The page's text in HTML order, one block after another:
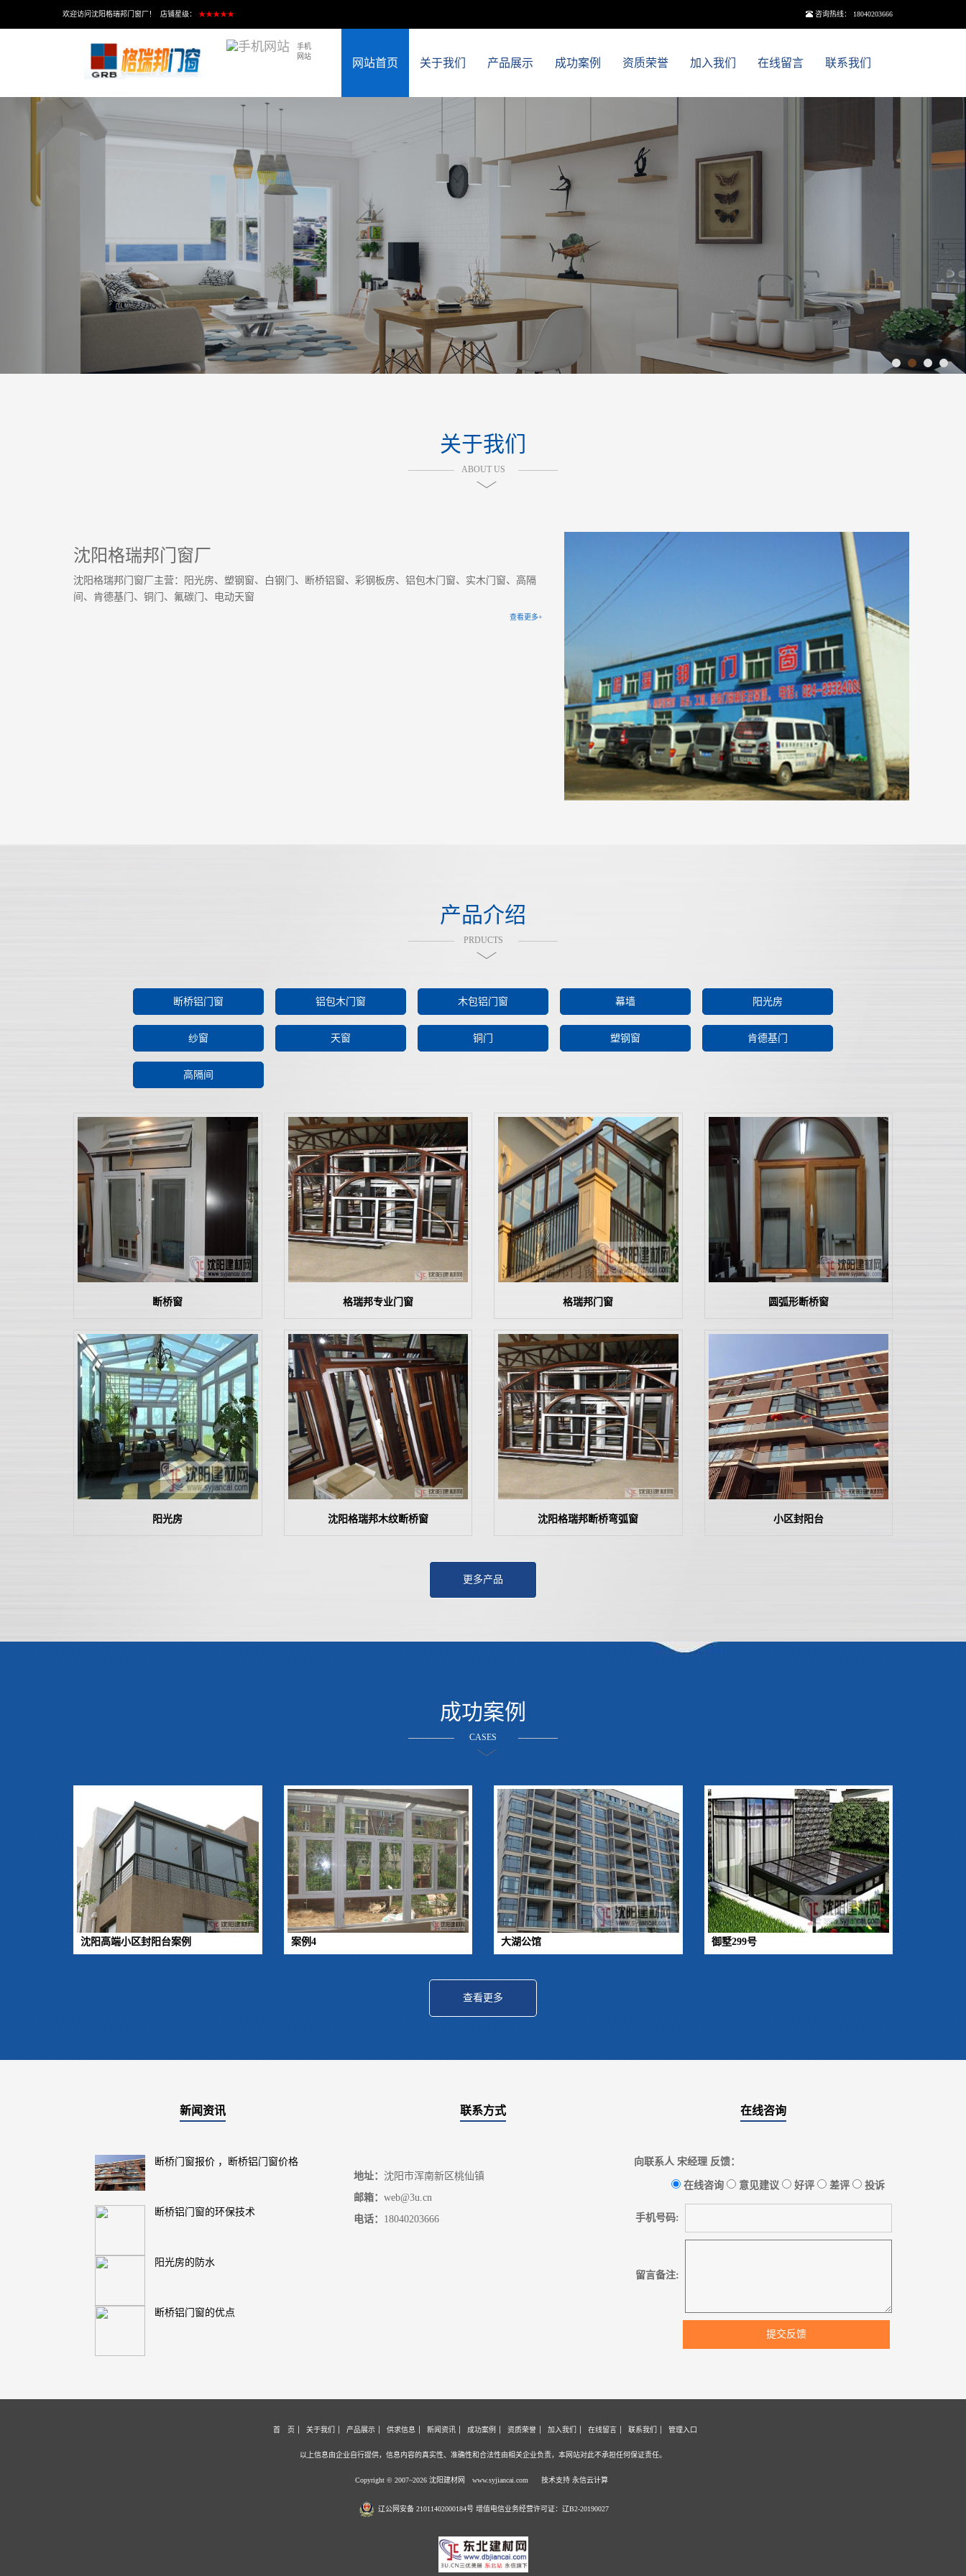
欢迎访问沈阳格瑞邦门窗厂！ 店铺星级： ★★★★★ 咨询热线： 18040203666
手机
网站
网站首页 关于我们 产品展示 成功案例 资质荣誉 加入我们 在线留言 联系我们
关于我们
ABOUT US
沈阳格瑞邦门窗厂
沈阳格瑞邦门窗厂主营：阳光房、塑钢窗、白钢门、断桥铝窗、彩钢板房、铝包木门窗、实木门窗、高隔
间、肯德基门、铜门、氟碳门、电动天窗
查看更多+
产品介绍
PRDUCTS
断桥铝门窗 铝包木门窗 木包铝门窗 幕墙 阳光房
纱窗 天窗 铜门 塑钢窗 肯德基门
高隔间
断桥窗 格瑞邦专业门窗 格瑞邦门窗 圆弧形断桥窗
阳光房 沈阳格瑞邦木纹断桥窗 沈阳格瑞邦断桥弯弧窗 小区封阳台
更多产品
成功案例
CASES
沈阳高端小区封阳台案例 案例4 大湖公馆 御墅299号
查看更多
新闻资讯
断桥门窗报价 ，断桥铝门窗价格
断桥铝门窗的环保技术
阳光房的防水
断桥铝门窗的优点
联系方式
地址： 沈阳市浑南新区桃仙镇
邮箱： web@3u.cn
电话： 18040203666
在线咨询
向联系人 宋经理 反馈：
在线咨询 意见建议 好评 差评 投诉
手机号码:
留言备注:
提交反馈
首 页 关于我们 产品展示 供求信息 新闻资讯 成功案例 资质荣誉 加入我们 在线留言 联系我们 管理入口
以上信息由企业自行提供，信息内容的真实性、准确性和合法性由相关企业负责，本网站对此不承担任何保证责任。
Copyright © 2007~2026 沈阳建材网 www.syjiancai.com 技术支持 永信云计算
辽公网安备 21011402000184号 增值电信业务经营许可证：辽B2-20190027